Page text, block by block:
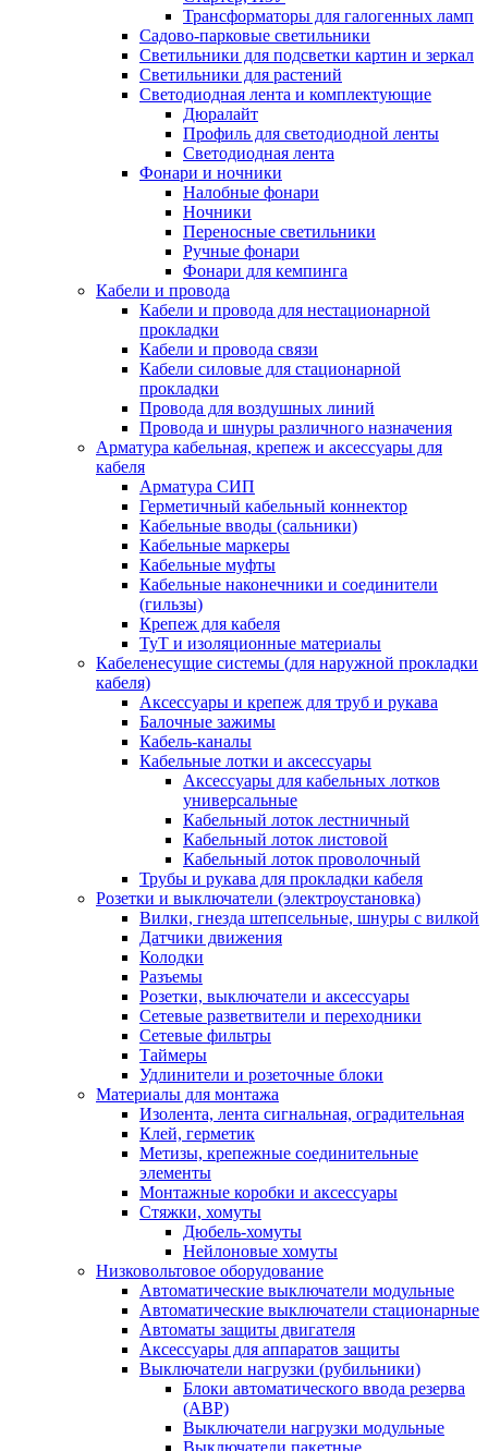
Трансформаторы для галогенных ламп
Садово-парковые светильники
Светильники для подсветки картин и зеркал
Светильники для растений
Светодиодная лента и комплектующие
Дюралайт
Профиль для светодиодной ленты
Светодиодная лента
Фонари и ночники
Налобные фонари
Ночники
Переносные светильники
Ручные фонари
Фонари для кемпинга
Кабели и провода
Кабели и провода для нестационарной
прокладки
Кабели и провода связи
Кабели силовые для стационарной
прокладки
Провода для воздушных линий
Провода и шнуры различного назначения
Арматура кабельная, крепеж и аксессуары для
кабеля
Арматура СИП
Герметичный кабельный коннектор
Кабельные вводы (сальники)
Кабельные маркеры
Кабельные муфты
Кабельные наконечники и соединители
(гильзы)
Крепеж для кабеля
ТуТ и изоляционные материалы
Кабеленесущие системы (для наружной прокладки
кабеля)
Аксессуары и крепеж для труб и рукава
Балочные зажимы
Кабель-каналы
Кабельные лотки и аксессуары
Аксессуары для кабельных лотков
универсальные
Кабельный лоток лестничный
Кабельный лоток листовой
Кабельный лоток проволочный
Трубы и рукава для прокладки кабеля
Розетки и выключатели (электроустановка)
Вилки, гнезда штепсельные, шнуры с вилкой
Датчики движения
Колодки
Разъемы
Розетки, выключатели и аксессуары
Сетевые разветвители и переходники
Сетевые фильтры
Таймеры
Удлинители и розеточные блоки
Материалы для монтажа
Изолента, лента сигнальная, оградительная
Клей, герметик
Метизы, крепежные соединительные
элементы
Монтажные коробки и аксессуары
Стяжки, хомуты
Дюбель-хомуты
Нейлоновые хомуты
Низковольтовое оборудование
Автоматические выключатели модульные
Автоматические выключатели стационарные
Автоматы защиты двигателя
Аксессуары для аппаратов защиты
Выключатели нагрузки (рубильники)
Блоки автоматического ввода резерва
(АВР)
Выключатели нагрузки модульные
Выключатели пакетные